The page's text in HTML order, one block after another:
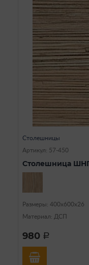
Столешницы
Артикул: 57-450
Столешница
Размеры: 400х600х26
Материал: ДСП
980 a